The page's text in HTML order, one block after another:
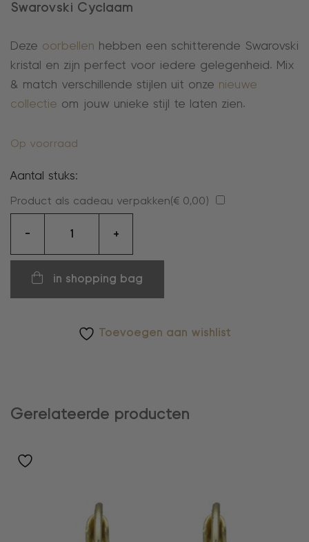
Swarovski Cyclaam
Deze oorbellen hebben een schitterende Swarovski
kristal en zijn perfect voor iedere gelegenheid. Mix
& match verschillende stijlen uit onze nieuwe
collectie om jouw unieke stijl te laten zien.
Op voorraad
Aantal stuks:
Product als cadeau verpakken(€ 0,00)
-
aantal
+
in shopping bag
Toevoegen aan wishlist
Gerelateerde producten